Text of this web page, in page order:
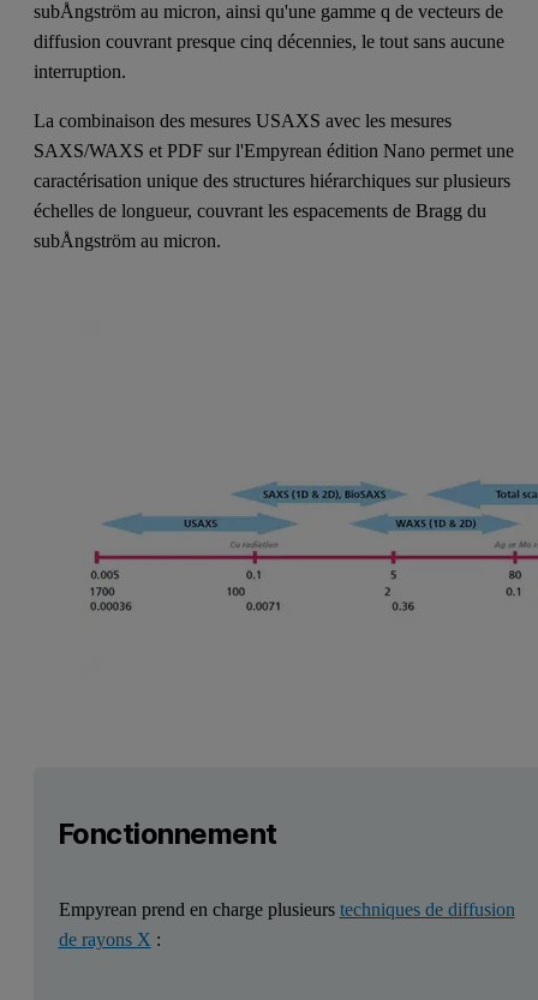
subÅngström au micron, ainsi qu'une gamme q de vecteurs de
diffusion couvrant presque cinq décennies, le tout sans aucune
interruption.
La combinaison des mesures USAXS avec les mesures
SAXS/WAXS et PDF sur l'Empyrean édition Nano permet une
caractérisation unique des structures hiérarchiques sur plusieurs
échelles de longueur, couvrant les espacements de Bragg du
subÅngström au micron.
Fonctionnement
Empyrean prend en charge plusieurs techniques de diffusion
de rayons X :